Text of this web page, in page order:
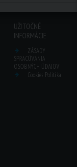
UŽITOČNÉ
INFORMÁCIE
ZÁSADY
SPRACÚVANIA
OSOBNÝCH ÚDAJOV
Cookies Politika